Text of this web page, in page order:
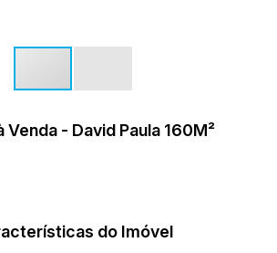
Venda - David Paula 160M²
do Imóvel